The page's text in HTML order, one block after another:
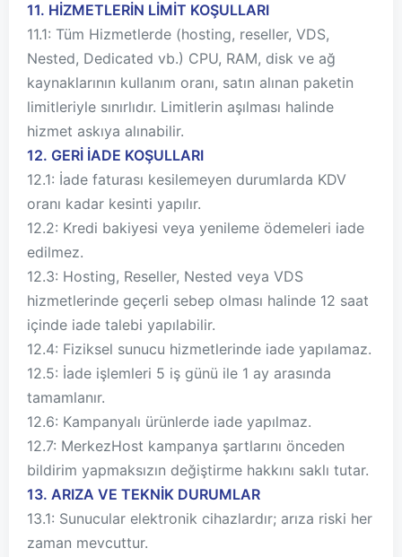
11. HİZMETLERİN LİMİT KOŞULLARI
11.1: Tüm Hizmetlerde (hosting, reseller, VDS,
Nested, Dedicated vb.) CPU, RAM, disk ve ağ
kaynaklarının kullanım oranı, satın alınan paketin
limitleriyle sınırlıdır. Limitlerin aşılması halinde
hizmet askıya alınabilir.
12. GERİ İADE KOŞULLARI
12.1: İade faturası kesilemeyen durumlarda KDV
oranı kadar kesinti yapılır.
12.2: Kredi bakiyesi veya yenileme ödemeleri iade
edilmez.
12.3: Hosting, Reseller, Nested veya VDS
hizmetlerinde geçerli sebep olması halinde 12 saat
içinde iade talebi yapılabilir.
12.4: Fiziksel sunucu hizmetlerinde iade yapılamaz.
12.5: İade işlemleri 5 iş günü ile 1 ay arasında
tamamlanır.
12.6: Kampanyalı ürünlerde iade yapılmaz.
12.7: MerkezHost kampanya şartlarını önceden
bildirim yapmaksızın değiştirme hakkını saklı tutar.
13. ARIZA VE TEKNİK DURUMLAR
13.1: Sunucular elektronik cihazlardır; arıza riski her
zaman mevcuttur.